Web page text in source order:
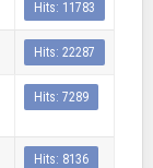
Hits: 11783
Hits: 22287
Hits: 7289
Hits: 8136